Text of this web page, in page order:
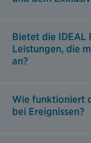
Bietet die IDEAL
Leistungen, die
an?
Wie funktioniert
bei Ereignissen?